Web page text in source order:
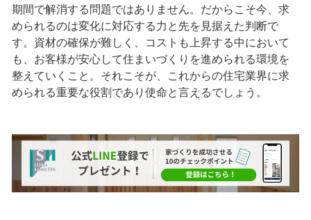
期間で解消する問題ではありません。だからこそ今、求
められるのは変化に対応する力と先を見据えた判断で
す。資材の確保が難しく、コストも上昇する中において
も、お客様が安心して住まいづくりを進められる環境を
整えていくこと。それこそが、これからの住宅業界に求
められる重要な役割であり使命と言えるでしょう。